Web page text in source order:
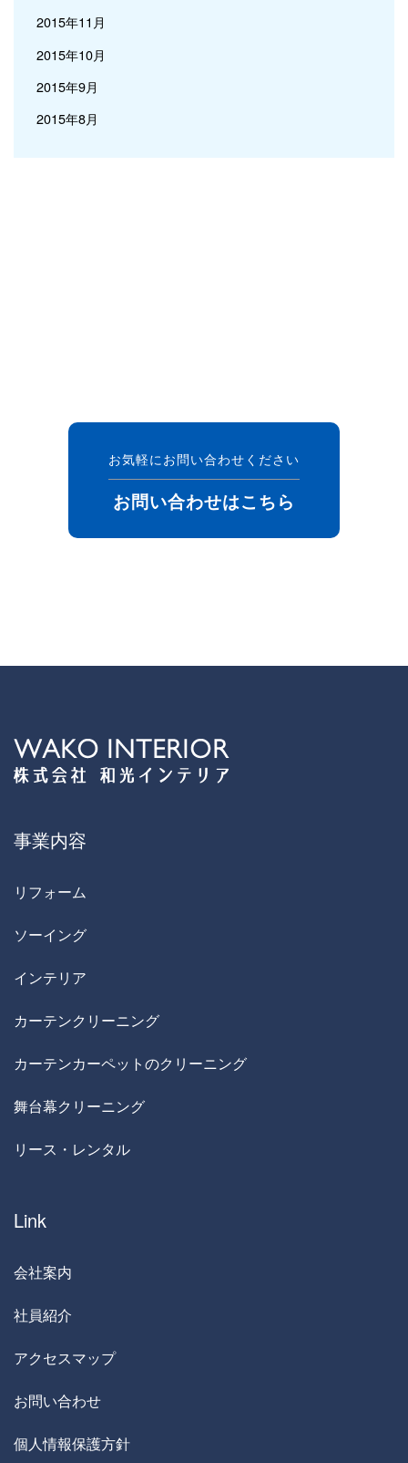
2015年11月
2015年10月
2015年9月
2015年8月
お気軽にお問い合わせください
お問い合わせはこちら
事業内容
リフォーム
ソーイング
インテリア
カーテンクリーニング
カーテンカーペットのクリーニング
舞台幕クリーニング
リース・レンタル
Link
会社案内
社員紹介
アクセスマップ
お問い合わせ
個人情報保護方針